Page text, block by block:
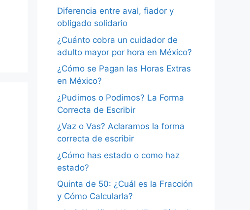
Diferencia entre aval, fiador y
obligado solidario
¿Cuánto cobra un cuidador de
adulto mayor por hora en México?
¿Cómo se Pagan las Horas Extras
en México?
¿Pudimos o Podimos? La Forma
Correcta de Escribir
¿Vaz o Vas? Aclaramos la forma
correcta de escribir
¿Cómo has estado o como haz
estado?
Quinta de 50: ¿Cuál es la Fracción
y Cómo Calcularla?